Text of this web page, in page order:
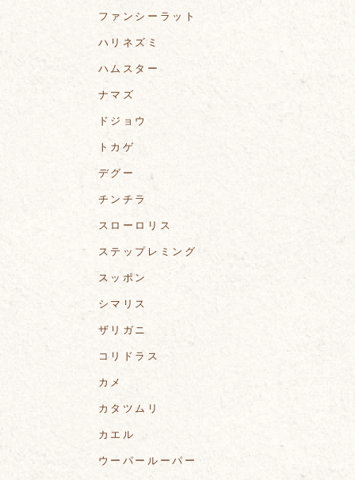
ファンシーラット
ハリネズミ
ハムスター
ナマズ
ドジョウ
トカゲ
デグー
チンチラ
スローロリス
ステップレミング
スッポン
シマリス
ザリガニ
コリドラス
カメ
カタツムリ
カエル
ウーパールーパー